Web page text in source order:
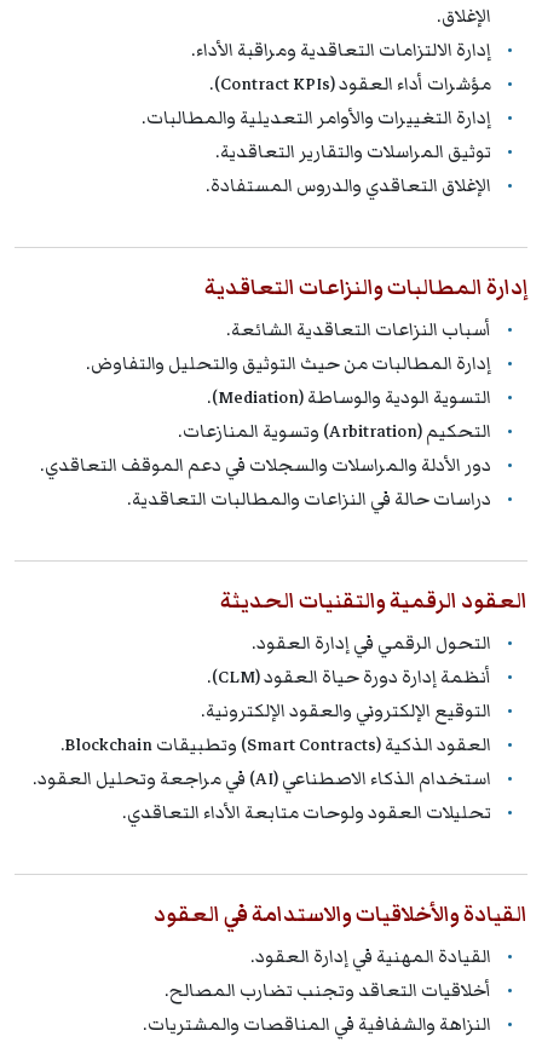
الإغلاق.
إدارة الالتزامات التعاقدية ومراقبة الأداء.
مؤشرات أداء العقود (Contract KPIs).
إدارة التغييرات والأوامر التعديلية والمطالبات.
توثيق المراسلات والتقارير التعاقدية.
الإغلاق التعاقدي والدروس المستفادة.
إدارة المطالبات والنزاعات التعاقدية
أسباب النزاعات التعاقدية الشائعة.
إدارة المطالبات من حيث التوثيق والتحليل والتفاوض.
التسوية الودية والوساطة (Mediation).
التحكيم (Arbitration) وتسوية المنازعات.
دور الأدلة والمراسلات والسجلات في دعم الموقف التعاقدي.
دراسات حالة في النزاعات والمطالبات التعاقدية.
العقود الرقمية والتقنيات الحديثة
التحول الرقمي في إدارة العقود.
أنظمة إدارة دورة حياة العقود (CLM).
التوقيع الإلكتروني والعقود الإلكترونية.
العقود الذكية (Smart Contracts) وتطبيقات Blockchain.
استخدام الذكاء الاصطناعي (AI) في مراجعة وتحليل العقود.
تحليلات العقود ولوحات متابعة الأداء التعاقدي.
القيادة والأخلاقيات والاستدامة في العقود
القيادة المهنية في إدارة العقود.
أخلاقيات التعاقد وتجنب تضارب المصالح.
النزاهة والشفافية في المناقصات والمشتريات.